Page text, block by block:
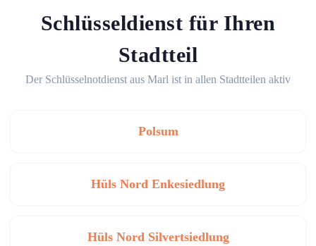
Schlüsseldienst für Ihren
Stadtteil
Der Schlüsselnotdienst aus Marl ist in allen Stadtteilen aktiv
Polsum
Hüls Nord Enkesiedlung
Hüls Nord Silvertsiedlung